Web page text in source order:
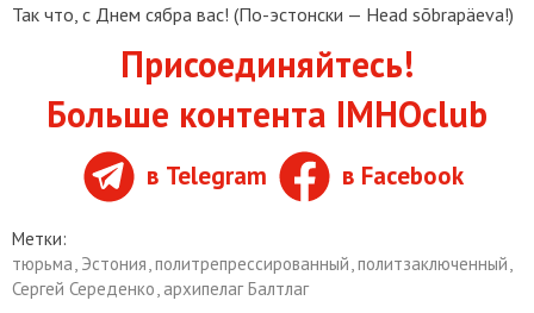
Так что, с Днем сябра вас! (По-эстонски — Head sõbrapäeva!)
Присоединяйтесь!
Больше контента IMHOclub
в Telegram в Facebook
Метки:
тюрьма Эстония политрепрессированный политзаключенный
Сергей Середенко архипелаг Балтлаг